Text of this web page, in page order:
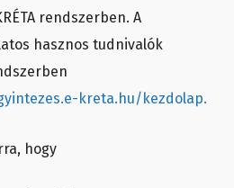
rendszerben. A
hasznos tudnivalók
kreta.hu/kezdolap.
hogy